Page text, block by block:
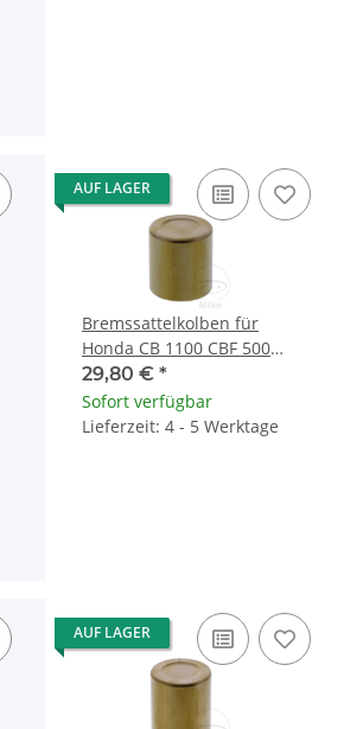
AUF LAGER
Bremssattelkolben für
Honda CB 1100 CBF 500
1000 CBR 1100 TRX 700
29,80 € *
Sofort verfügbar
Lieferzeit: 4 - 5 Werktage
AUF LAGER